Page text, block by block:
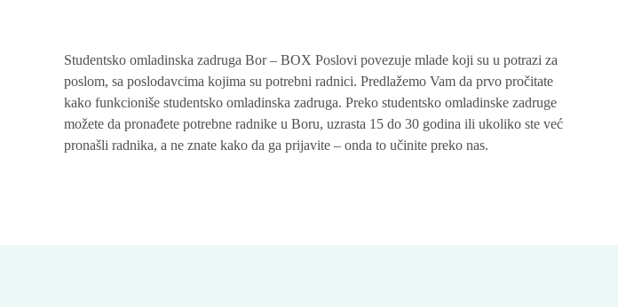
Studentsko omladinska zadruga Bor – BOX Poslovi povezuje mlade koji su u potrazi za
poslom, sa poslodavcima kojima su potrebni radnici. Predlažemo Vam da prvo pročitate
kako funkcioniše studentsko omladinska zadruga. Preko studentsko omladinske zadruge
možete da pronađete potrebne radnike u Boru, uzrasta 15 do 30 godina ili ukoliko ste već
pronašli radnika, a ne znate kako da ga prijavite – onda to učinite preko nas.